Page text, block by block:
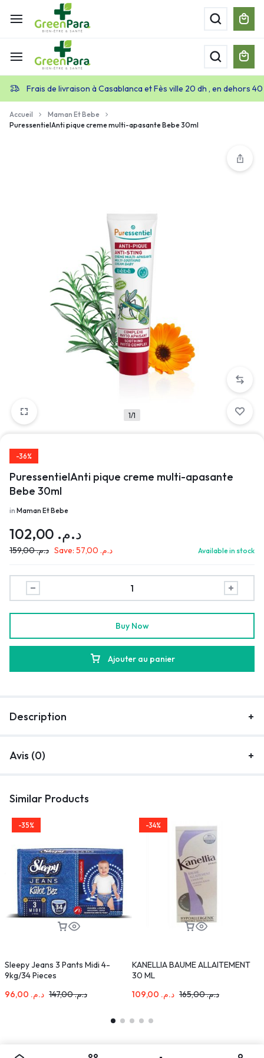
Frais de livraison à Casablanca et Fès ville 20 dh , en dehors
Accueil
Maman Et Bebe
PuressentielAnti pique creme multi-apasante Bebe 30ml
1/1
-36%
PuressentielAnti pique creme multi-apasante
Bebe 30ml
in Maman Et Bebe
د.م.
د.م.159,00 Save: د.م. Available in stock
Ajouter au panier
Buy Now
Description
Avis (0)
Similar Products
-35%
Sleepy Jeans 3 Pants Midi 4-
9kg/34 Pieces
د.م.
د.م.147,00
-34%
KANELLIA BAUME ALLAITEMENT
30 ML
د.م.
د.م.165,00